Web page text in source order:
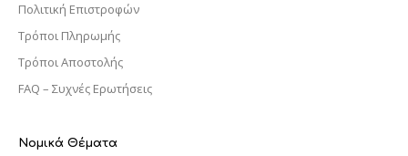
Πολιτική Επιστροφών
Τρόποι Πληρωμής
Τρόποι Αποστολής
FAQ – Συχνές Ερωτήσεις
Νομικά Θέματα